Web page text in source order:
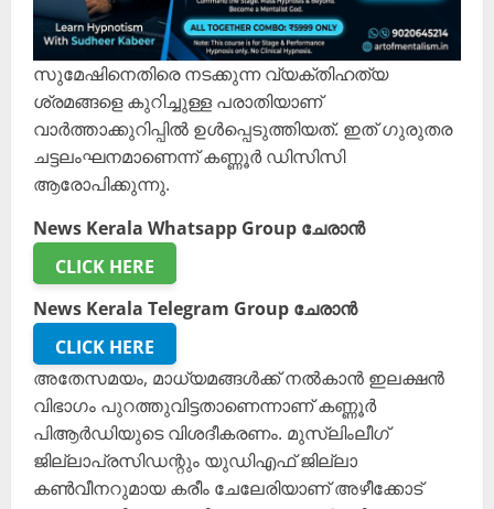
സുമേഷിനെതിരെ നടക്കുന്ന വ്യക്തിഹത്യ
ശ്രമങ്ങളെ കുറിച്ചുള്ള പരാതിയാണ്
വാർത്താക്കുറിപ്പിൽ ഉൾപ്പെടുത്തിയത്. ഇത് ഗുരുതര
ചട്ടലംഘനമാണെന്ന് കണ്ണൂർ ഡിസിസി
ആരോപിക്കുന്നു.
News Kerala Whatsapp Group ചേരാൻ
CLICK HERE
News Kerala Telegram Group ചേരാൻ
CLICK HERE
അതേസമയം, മാധ്യമങ്ങൾക്ക് നൽകാൻ ഇലക്ഷൻ
വിഭാഗം പുറത്തുവിട്ടതാണെന്നാണ് കണ്ണൂർ
പിആർഡിയുടെ വിശദീകരണം. മുസ്ലിംലീഗ്
ജില്ലാപ്രസിഡന്റും യുഡിഎഫ്‌ ജില്ലാ
കൺവീനറുമായ കരീം ചേലേരിയാണ്‌ അഴീക്കോട്